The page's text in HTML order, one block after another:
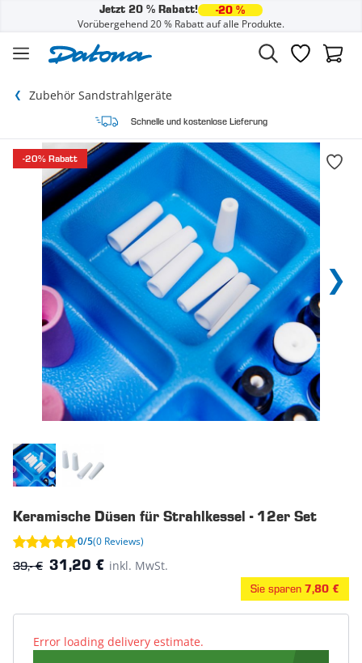
Jetzt 20 % Rabatt! -20 %
Vorübergehend 20 % Rabatt auf alle Produkte.
Zubehör Sandstrahlgeräte
Schnelle und kostenlose Lieferung
-20% Rabatt
Keramische Düsen für Strahlkessel - 12er Set
0/5(0 Reviews)
39,- € 31,20 € inkl. MwSt.
Sie sparen 7,80 €
Error loading delivery estimate.